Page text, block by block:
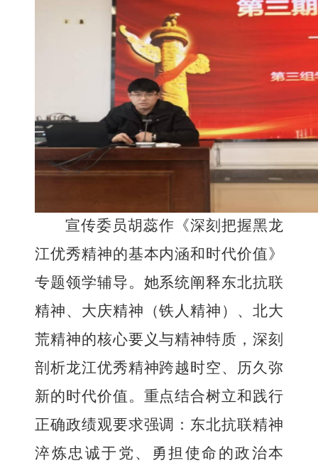
宣传委员胡蕊作《深刻把握黑龙
江优秀精神的基本内涵和时代价值》
专题领学辅导。她系统阐释东北抗联
精神、大庆精神（铁人精神）、北大
荒精神的核心要义与精神特质，深刻
剖析龙江优秀精神跨越时空、历久弥
新的时代价值。重点结合树立和践行
正确政绩观要求强调：东北抗联精神
淬炼忠诚于党、勇担使命的政治本